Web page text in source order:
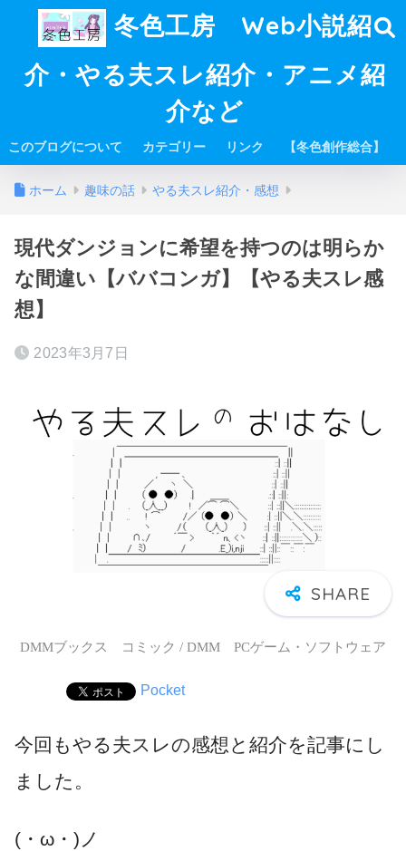
冬色工房 Web小説紹
介・やる夫スレ紹介・アニメ紹
介など
このブログについて カテゴリー リンク 【冬色創作総合】
ホーム 趣味の話 やる夫スレ紹介・感想
現代ダンジョンに希望を持つのは明らか
な間違い【ババコンガ】【やる夫スレ感
想】
2023年3月7日
DMMブックス コミック / DMM PCゲーム・ソフトウェア
Pocket
今回もやる夫スレの感想と紹介を記事にし
ました。
(・ω・)ノ